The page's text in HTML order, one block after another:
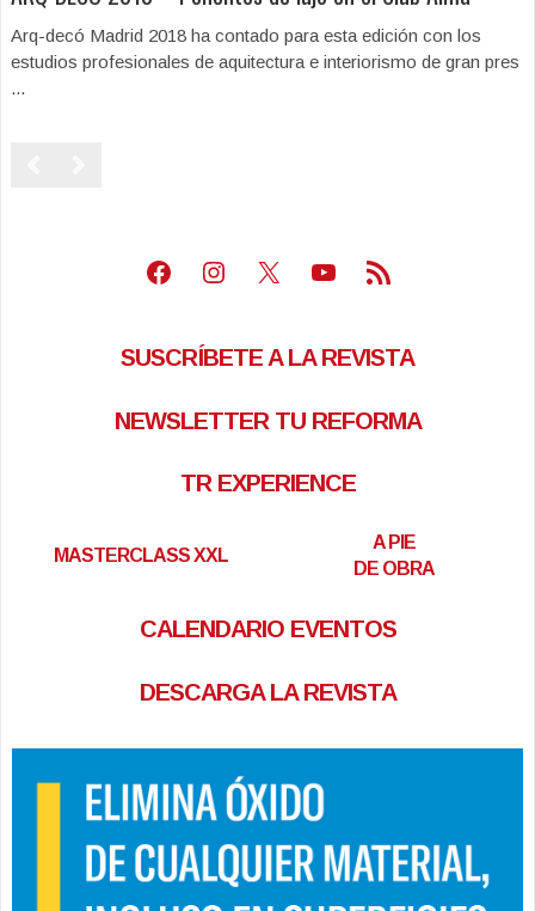
Arq-decó Madrid 2018 ha contado para esta edición con los
estudios profesionales de aquitectura e interiorismo de gran pres
...
Facebook
Instagram
X Youtube
Feed RSS
SUSCRÍBETE A LA REVISTA
NEWSLETTER TU REFORMA
TR EXPERIENCE
MASTERCLASS XXL
A PIE
DE OBRA
CALENDARIO EVENTOS
DESCARGA LA REVISTA